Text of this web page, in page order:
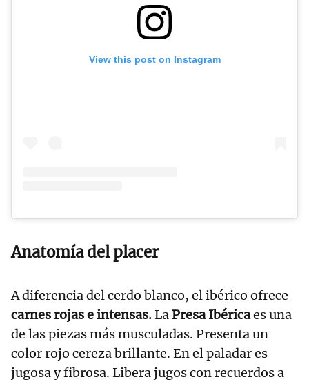
View this post on Instagram
Anatomía del placer
A diferencia del cerdo blanco, el ibérico ofrece
carnes rojas e intensas.LaPresa Ibéricaes una
de las piezas más musculadas. Presenta un
color rojo cereza brillante. En el paladar es
jugosa y fibrosa. Libera jugos con recuerdos a